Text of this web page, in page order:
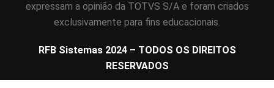
expressam a opinião da TOTVS S/A e foram criados
exclusivamente para fins educacionais.
RFB Sistemas 2024 – TODOS OS DIREITOS
RESERVADOS